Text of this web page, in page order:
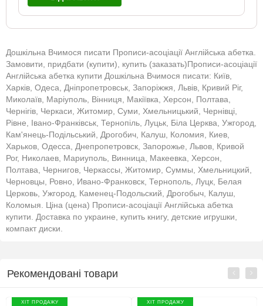
Дошкільна Вчимося писати Прописи-асоціації Англійська абетка.
Замовити, придбати (купити), купить (заказать)Прописи-асоціації
Англійська абетка купити Дошкільна Вчимося писати: Київ,
Харків, Одеса, Дніпропетровськ, Запоріжжя, Львів, Кривий Ріг,
Миколаїв, Маріуполь, Вінниця, Макіївка, Херсон, Полтава,
Чернігів, Черкаси, Житомир, Суми, Хмельницький, Чернівці,
Рівне, Івано-Франківськ, Тернопіль, Луцьк, Біла Церква, Ужгород,
Кам'янець-Подільський, Дрогобич, Калуш, Коломия, Киев,
Харьков, Одесса, Днепропетровск, Запорожье, Львов, Кривой
Рог, Николаев, Мариуполь, Винница, Макеевка, Херсон,
Полтава, Чернигов, Черкассы, Житомир, Суммы, Хмельницкий,
Черновцы, Ровно, Ивано-Франковск, Тернополь, Луцк, Белая
Церковь, Ужгород, Каменец-Подольский, Дрогобыч, Калуш,
Коломыя. Ціна (цена) Прописи-асоціації Англійська абетка
купити. Доставка по украине, купить книгу, детские игрушки,
компакт диски.
Рекомендовані товари
ХІТ ПРОДАЖУ